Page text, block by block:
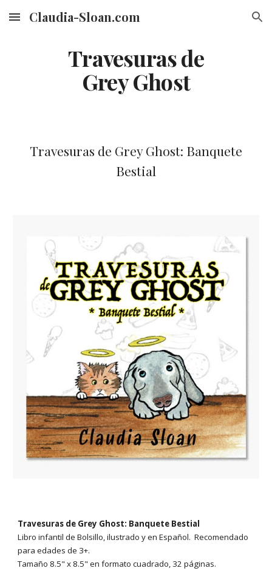
Skip to main content Skip to navigation
Claudia-Sloan.com
Travesuras de
Grey Ghost
Travesuras de Grey Ghost: Banquete
Bestial
Travesuras de Grey Ghost: Banquete Bestial
Libro infantil de Bolsillo,ilustrado y en Español. Recomendado
para edades de 3+.
Tamaño 8.5" x 8.5" en formato cuadrado, 32 páginas.